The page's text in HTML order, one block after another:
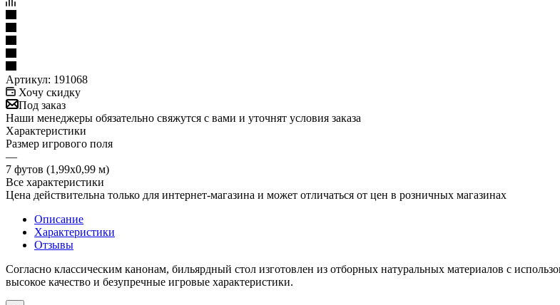
Артикул: 191068
Хочу скидку
Под заказ
Наши менеджеры обязательно свяжутся с вами и уточнят условия заказа
Характеристики
Размер игрового поля
—
7 футов (1,99х0,99 м)
Все характеристики
Цена действительна только для интернет-магазина и может отличаться от цен в розничных магазинах
Описание
Характеристики
Отзывы
Согласно классическим канонам, бильярдный стол изготовлен из отборных натуральных материалов с
высокое качество и безупречные игровые характеристики.